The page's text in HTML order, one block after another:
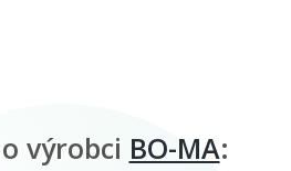
výrobci BO-MA: